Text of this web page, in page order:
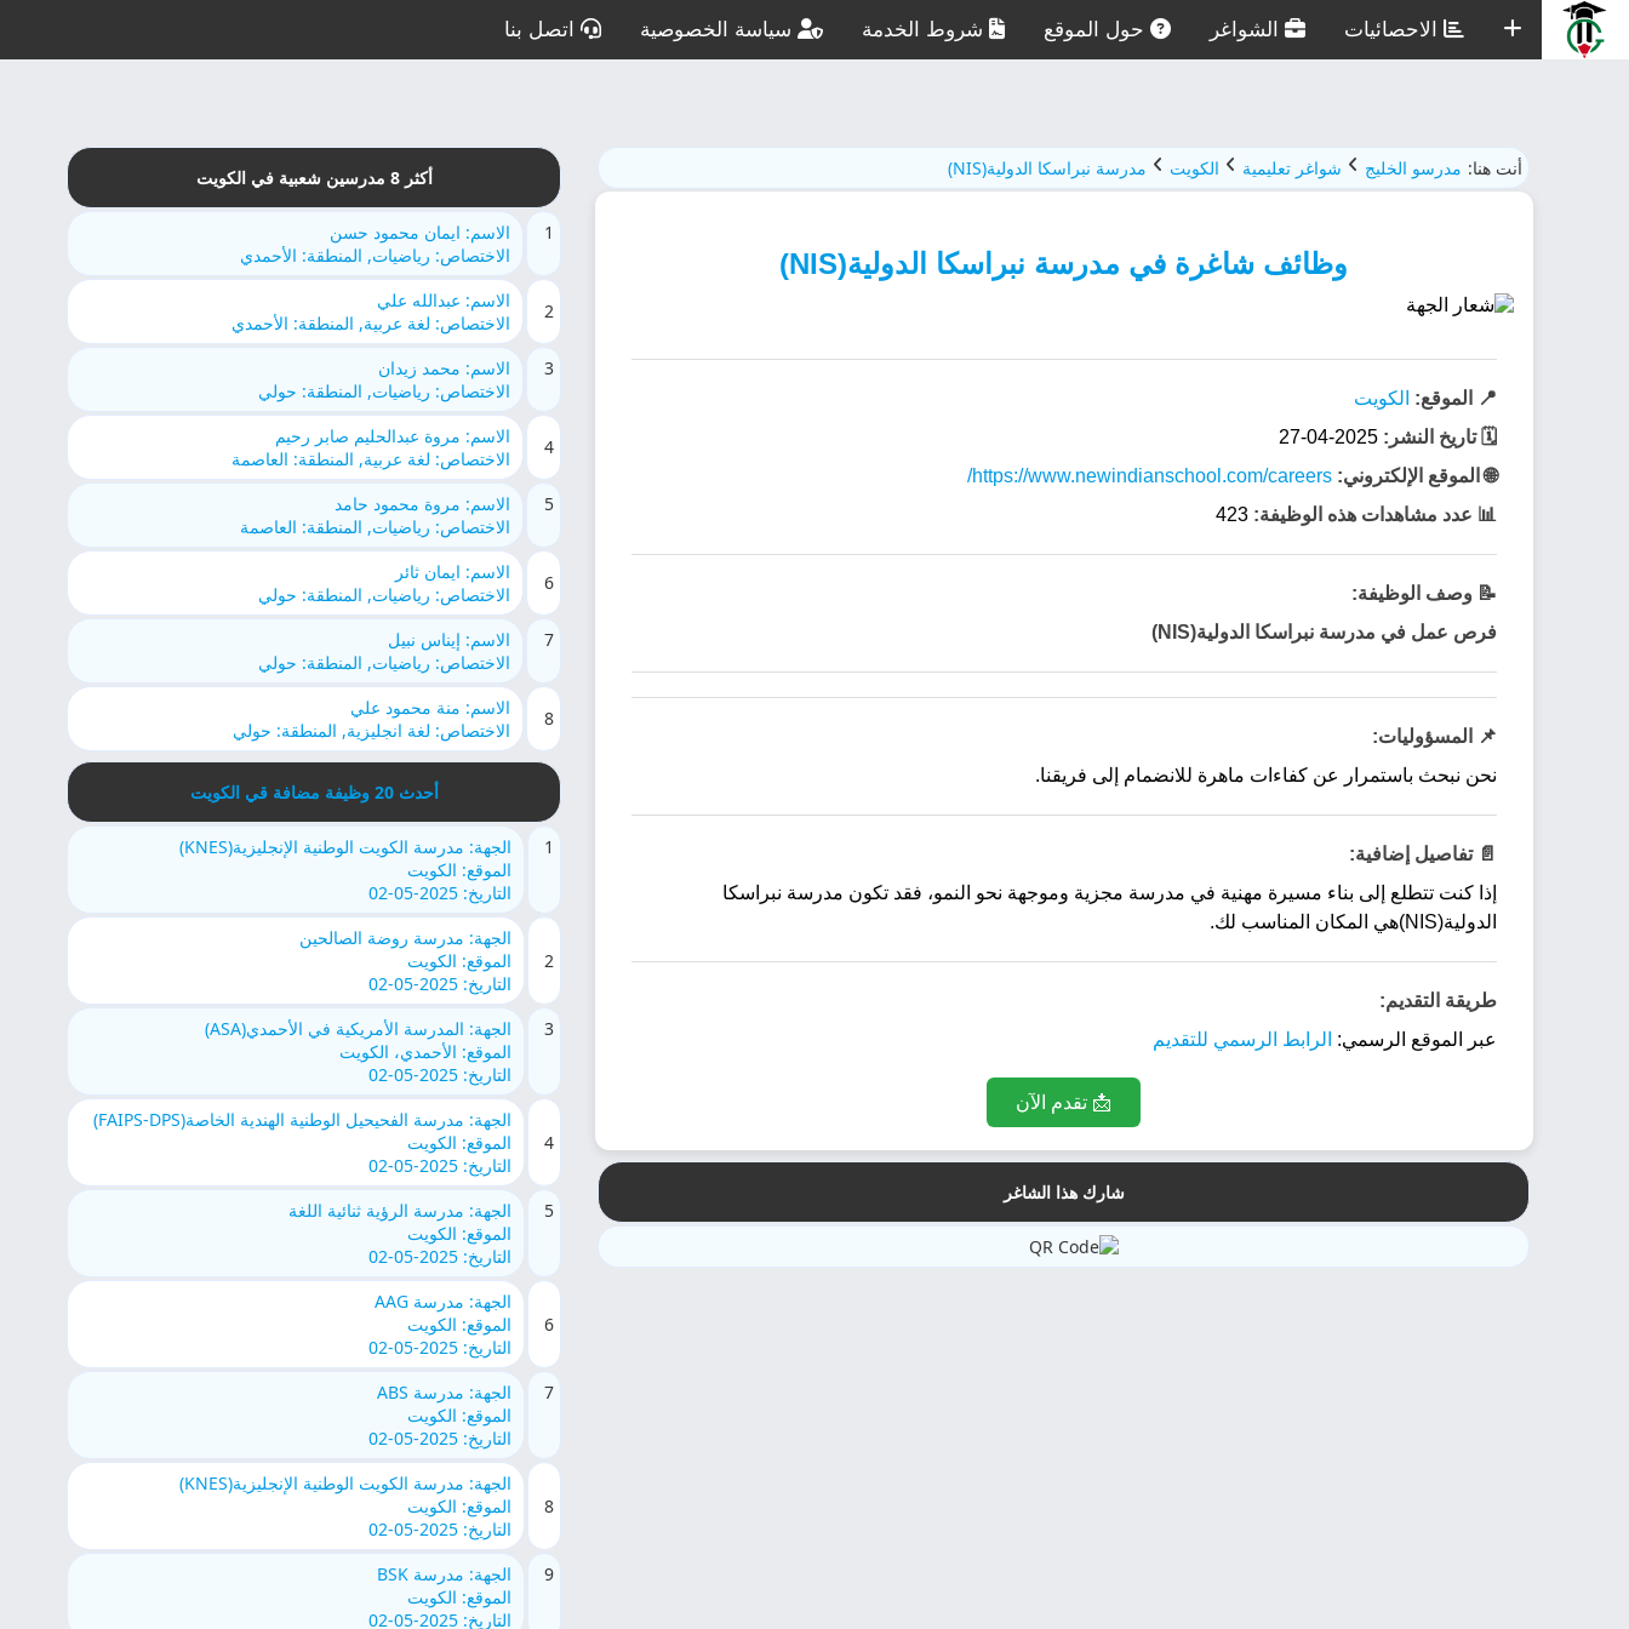
الاحصائيات الشواغر حول الموقع شروط الخدمة سياسة الخصوصية اتصل بنا
أنت هنا: مدرسو الخليج شواغر تعليمية الكويت مدرسة نبراسكا الدولية(NIS)
وظائف شاغرة في مدرسة نبراسكا الدولية(NIS)
📍 الموقع: الكويت
🗓️ تاريخ النشر: 2025-04-27
🌐 الموقع الإلكتروني: https://www.newindianschool.com/careers/
📊 عدد مشاهدات هذه الوظيفة: 423
📝 وصف الوظيفة:
فرص عمل في مدرسة نبراسكا الدولية(NIS)
📌 المسؤوليات:
نحن نبحث باستمرار عن كفاءات ماهرة للانضمام إلى فريقنا.
📄 تفاصيل إضافية:
إذا كنت تتطلع إلى بناء مسيرة مهنية في مدرسة مجزية وموجهة نحو النمو، فقد تكون مدرسة نبراسكا
الدولية(NIS)هي المكان المناسب لك.
طريقة التقديم:
عبر الموقع الرسمي: الرابط الرسمي للتقديم
📩 تقدم الآن
شارك هذا الشاغر
أكثر 8 مدرسين شعبية في الكويت
1
الاسم: ايمان محمود حسن
الاختصاص: رياضيات, المنطقة: الأحمدي
2
الاسم: عبدالله علي
الاختصاص: لغة عربية, المنطقة: الأحمدي
3
الاسم: محمد زيدان
الاختصاص: رياضيات, المنطقة: حولي
4
الاسم: مروة عبدالحليم صابر رحيم
الاختصاص: لغة عربية, المنطقة: العاصمة
5
الاسم: مروة محمود حامد
الاختصاص: رياضيات, المنطقة: العاصمة
6
الاسم: ايمان ثائر
الاختصاص: رياضيات, المنطقة: حولي
7
الاسم: إيناس نبيل
الاختصاص: رياضيات, المنطقة: حولي
8
الاسم: منة محمود علي
الاختصاص: لغة انجليزية, المنطقة: حولي
أحدث 20 وظيفة مضافة قي الكويت
1
الجهة: مدرسة الكويت الوطنية الإنجليزية(KNES)
الموقع: الكويت
التاريخ: 2025-05-02
2
الجهة: مدرسة روضة الصالحين
الموقع: الكويت
التاريخ: 2025-05-02
3
الجهة: المدرسة الأمريكية في الأحمدي(ASA)
الموقع: الأحمدي، الكويت
التاريخ: 2025-05-02
4
الجهة: مدرسة الفحيحيل الوطنية الهندية الخاصة(FAIPS-DPS)
الموقع: الكويت
التاريخ: 2025-05-02
5
الجهة: مدرسة الرؤية ثنائية اللغة
الموقع: الكويت
التاريخ: 2025-05-02
6
الجهة: مدرسة AAG
الموقع: الكويت
التاريخ: 2025-05-02
7
الجهة: مدرسة ABS
الموقع: الكويت
التاريخ: 2025-05-02
8
الجهة: مدرسة الكويت الوطنية الإنجليزية(KNES)
الموقع: الكويت
التاريخ: 2025-05-02
9
الجهة: مدرسة BSK
الموقع: الكويت
التاريخ: 2025-05-02